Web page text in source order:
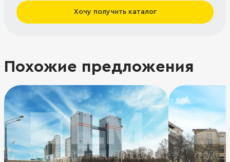
Хочу получить каталог
Похожие предложения